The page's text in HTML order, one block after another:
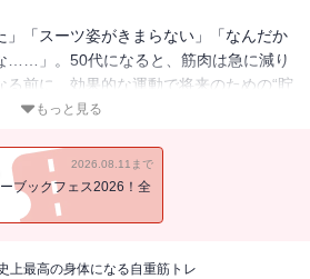
」「スーツ姿がきまらない」「なんだか
……」。50代になると、筋肉は急に減り
前に、効果的な運動で将来のための“貯
レーニングの時間がないという人でも腕
た人でも続けられる方法、考え方を紹
習慣病を遠ざけ、気持ちと身体を整えま
もっと見る
2026.08.11まで
ブックフェス2026！全
上最高の身体になる自重筋トレ